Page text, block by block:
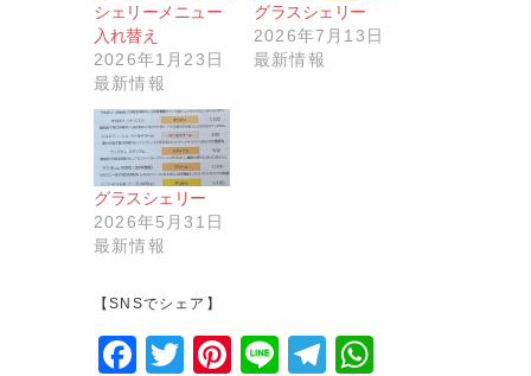
シェリーメニュー
入れ替え
2026年1月23日
最新情報
グラスシェリー
2026年7月13日
最新情報
グラスシェリー
2026年5月31日
最新情報
【SNSでシェア】
F
T
Pi
Li
T